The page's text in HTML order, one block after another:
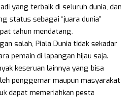
yang terbaik di seluruh dunia, dan
status sebagai “juara dunia”
tahun mendatang.
salah, Piala Dunia tidak sekadar
pemain di lapangan hijau saja.
keseruan lainnya yang bisa
penggemar maupun masyarakat
dapat memeriahkan pesta